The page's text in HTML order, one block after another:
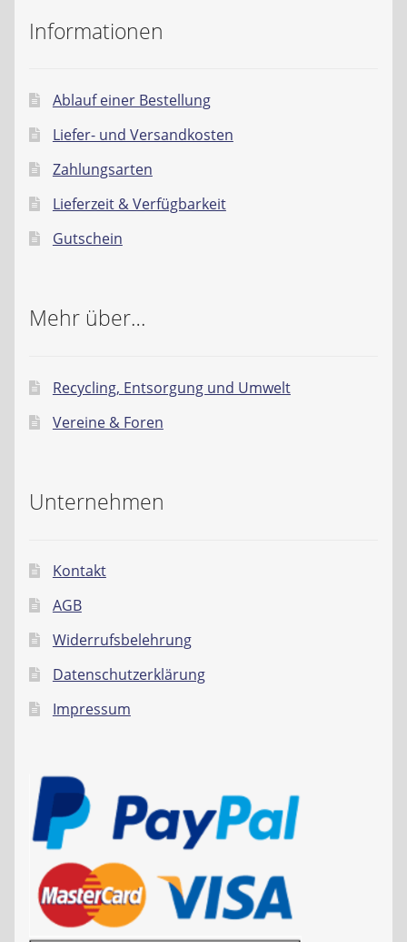
Informationen
Ablauf einer Bestellung
Liefer- und Versandkosten
Zahlungsarten
Lieferzeit & Verfügbarkeit
Gutschein
Mehr über…
Recycling, Entsorgung und Umwelt
Vereine & Foren
Unternehmen
Kontakt
AGB
Widerrufsbelehrung
Datenschutzerklärung
Impressum